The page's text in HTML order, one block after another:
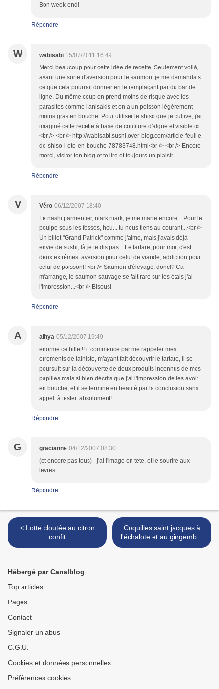
Bon week-end!
Répondre
W wabisabi 15/07/2011 16:49
Merci beaucoup pour cette idée de recette. Seulement voilà,
ayant une sorte d'aversion pour le saumon, je me demandais
ce que cela pourrait donner en le remplaçant par du bar de
ligne. Du même coup on prend moins de risque avec les
parasites comme l'anisakis et on a un poisson légèrement
moins gras en bouche. Pour utiliser le shiso que je cultive, j'ai
imaginé cette recette à base de confiture d'algue et visible ici :
<br /> <br /> http://wabisabi.sushi.over-blog.com/article-feuille-
de-shiso-l-ete-en-bouche-78783748.html<br /> <br /> Encore
merci, visiter ton blog et te lire et toujours un plaisir.
Répondre
V Véro 06/12/2007 18:40
Le nashi parmentier, niark niark, je me marre encore... Pour le
poulpe sous les fesses, heu... tu nous tiens au courant...<br />
Un billet "Grand Patrick" comme j'aime, mais j'avais déjà
envie de sushi, là je te dis pas... Le tartare, pour moi, c'est
deux extrêmes: aversion pour celui de viande, addiction pour
celui de poisson!! <br /> Saumon d'élevage, donc!? Ca
m'arrange, le saumon sauvage se fait rare sur les étals j'ai
l'impression...<br /> Bisous!
Répondre
A alhya 05/12/2007 19:49
enorme ce billet!! il commence par me rappeler mes
errements de lainiste, m'ayant fait découvrir le tartare, il se
poursuit sur la découverte de deux produits inconnus de mes
papilles mais si bien décrits que j'ai l'impression de les avoir
en bouche, et il se termine en beauté par la conclusion sans
appel: à tester, absolument!
Répondre
G gracianne 04/12/2007 08:30
(et encore pas tous) - j'ai l'image en tete, et le sourire aux
levres.
Répondre
< Lotte cloutée au citron
confit
Coquilles saint jacques à
l'échalote et au gingembre
>
Hébergé par Canalblog
Top articles
Pages
Contact
Signaler un abus
C.G.U.
Cookies et données personnelles
Préférences cookies